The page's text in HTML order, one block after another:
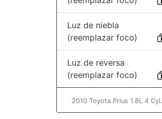
Luz de niebla
(reemplazar foco)
Luz de reversa
(reemplazar foco)
2010 Toyota Prius 1.8L 4 Cyl.